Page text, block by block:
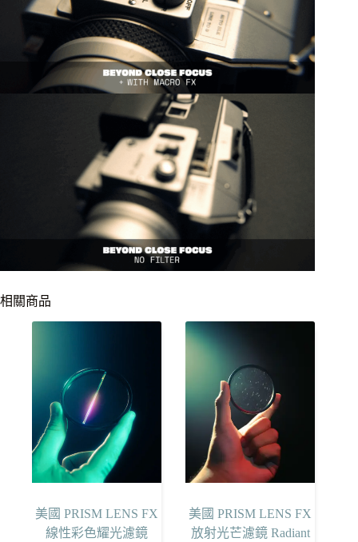
相關商品
美國 PRISM LENS FX
線性彩色耀光濾鏡
美國 PRISM LENS FX
放射光芒濾鏡 Radiant